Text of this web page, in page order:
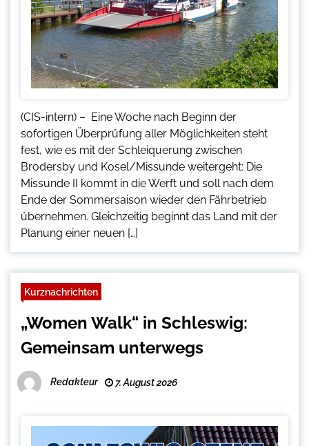
(CIS-intern) – Eine Woche nach Beginn der
sofortigen Überprüfung aller Möglichkeiten steht
fest, wie es mit der Schleiquerung zwischen
Brodersby und Kosel/Missunde weitergeht: Die
Missunde II kommt in die Werft und soll nach dem
Ende der Sommersaison wieder den Fährbetrieb
übernehmen. Gleichzeitig beginnt das Land mit der
Planung einer neuen […]
Kurznachrichten
„Women Walk“ in Schleswig:
Gemeinsam unterwegs
Redakteur 7. August 2026